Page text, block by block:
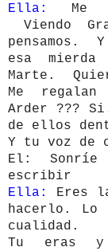
Ella:
Me
Viendo
pensamos.
esa
Marte.
Me
Arder ???
de ellos
Y tu voz de
El:
escribir
Ella:
Eres
hacerlo. Lo
cualidad.
Tu eras y